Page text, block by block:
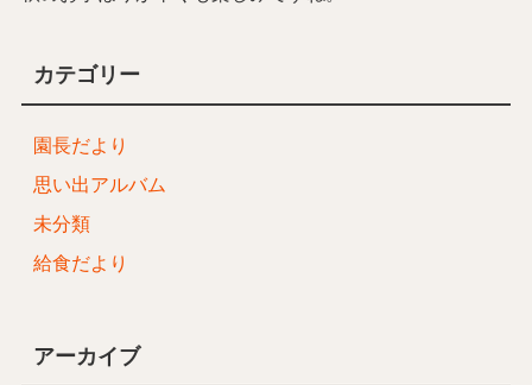
カテゴリー
園長だより
思い出アルバム
未分類
給食だより
アーカイブ